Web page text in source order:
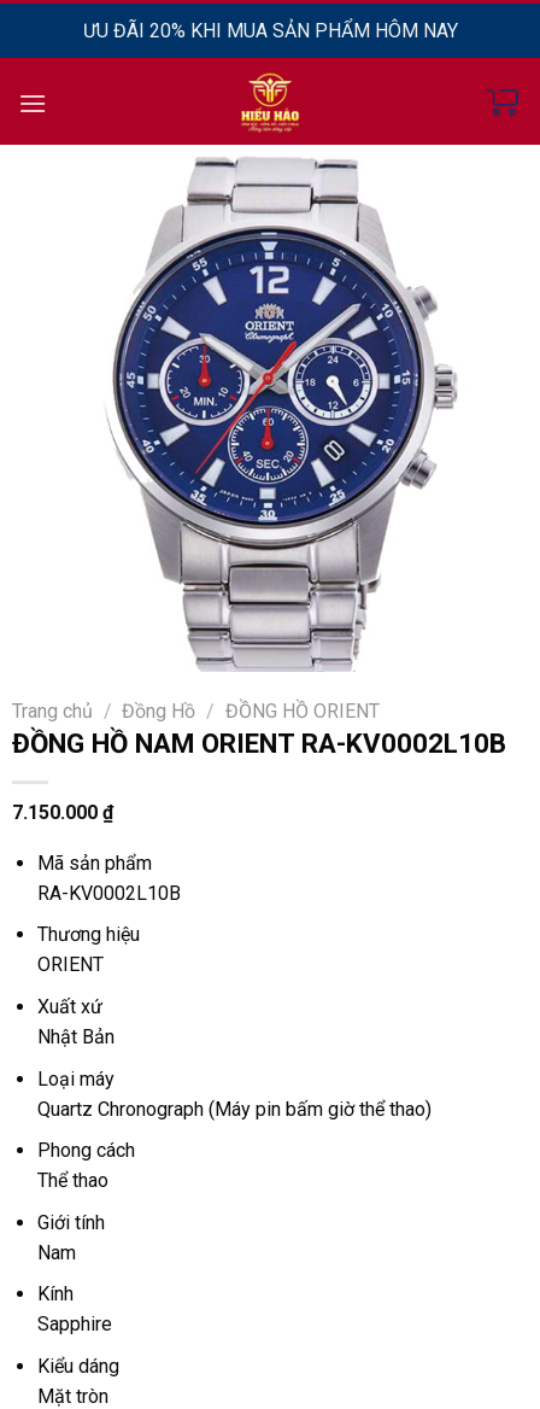
dung
ƯU ĐÃI 20% KHI MUA SẢN PHẨM HÔM NAY
Trang chủ / Đồng Hồ / ĐỒNG HỒ ORIENT
ĐỒNG HỒ NAM ORIENT RA-KV0002L10B
7.150.000 ₫
Mã sản phẩm
RA-KV0002L10B
Thương hiệu
ORIENT
Xuất xứ
Nhật Bản
Loại máy
Quartz Chronograph (Máy pin bấm giờ thể thao)
Phong cách
Thể thao
Giới tính
Nam
Kính
Sapphire
Kiểu dáng
Mặt tròn